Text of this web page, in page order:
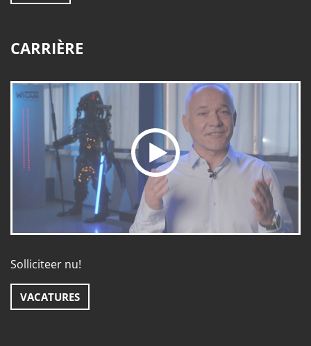
CARRIÈRE
Solliciteer nu!
VACATURES